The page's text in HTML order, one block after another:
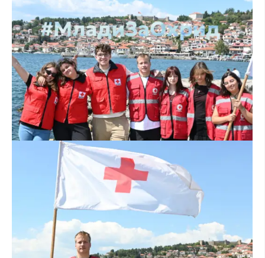
ТИМОВИ НА ООЦК ОХРИД
ПРОЕКТИ – ПОДГОТВЕНОСТ И ДЕЈСТВУВАЊЕ ПРИ КАТАСТРОФИ
ОДНОСИ СО ЈАВНОСТ
ИСТРАЖУВАЊЕ НА ЈАВНО МИСЛЕЊЕ
МЕЃУНАРОДНА СОРАБОТКА
ЗНАЧЕЊЕ НА СЛУЖБАТА ЗА БАРАЊЕ
ФОРМУЛАРИ ЗА БАРАЊА
ЗДРАВСТВЕНО ПРЕВЕНТИВНА ДЕЈНОСТ
ПРВА ПОМОШ
ИНФОРМАЦИИ ЗА БОЛЕСТИ